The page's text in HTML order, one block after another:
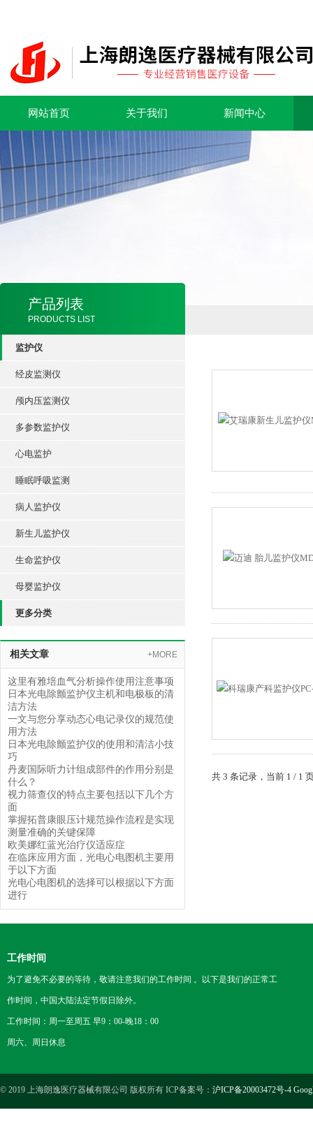
网站首页 关于我们 新闻中心
产品列表
PRODUCTS LIST
监护仪
经皮监测仪
颅内压监测仪
多参数监护仪
心电监护
睡眠呼吸监测
病人监护仪
新生儿监护仪
生命监护仪
母婴监护仪
更多分类
相关文章 +MORE
这里有雅培血气分析操作使用注意事项
日本光电除颤监护仪主机和电极板的清
洁方法
一文与您分享动态心电记录仪的规范使
用方法
日本光电除颤监护仪的使用和清洁小技
巧
丹麦国际听力计组成部件的作用分别是
什么？
视力筛查仪的特点主要包括以下几个方
面
掌握拓普康眼压计规范操作流程是实现
测量准确的关键保障
欧美娜红蓝光治疗仪适应症
在临床应用方面，光电心电图机主要用
于以下方面
光电心电图机的选择可以根据以下方面
进行
共 3 条记录，当前 1 / 1
工作时间
为了避免不必要的等待，敬请注意我们的工作时间 。以下是我们的正常工
作时间，中国大陆法定节假日除外。
工作时间：周一至周五 早9：00-晚18：00
周六、周日休息
© 2019 上海朗逸医疗器械有限公司 版权所有 ICP备案号： 沪ICP备20003472号-4